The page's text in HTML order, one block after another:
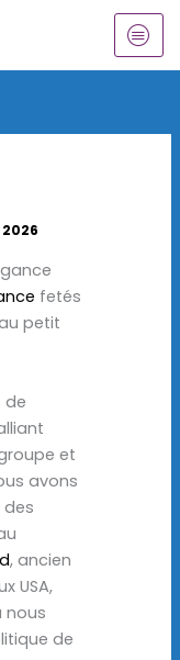
fetés
petit
de
et
avons
des
, ancien
USA,
nous
de